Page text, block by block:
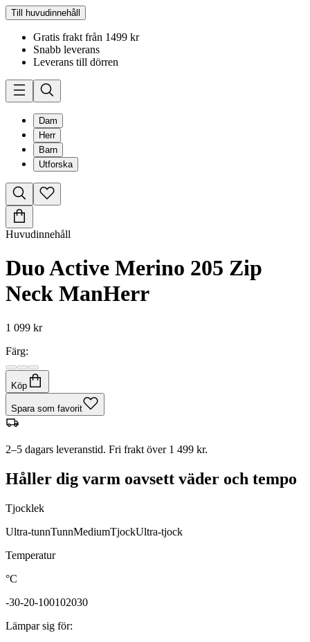
Till huvudinnehåll
Gratis frakt från 1499 kr
Snabb leverans
Leverans till dörren
Dam
Herr
Barn
Utforska
Huvudinnehåll
Duo Active Merino 205 Zip
Neck ManHerr
1 099 kr
Färg:
Köp
Spara som favorit
2–5 dagars leveranstid. Fri frakt över 1 499 kr.
Håller dig varm oavsett väder och tempo
Tjocklek
Ultra-tunnTunnMediumTjockUltra-tjock
Temperatur
°C
-30-20-100102030
Lämpar sig för: